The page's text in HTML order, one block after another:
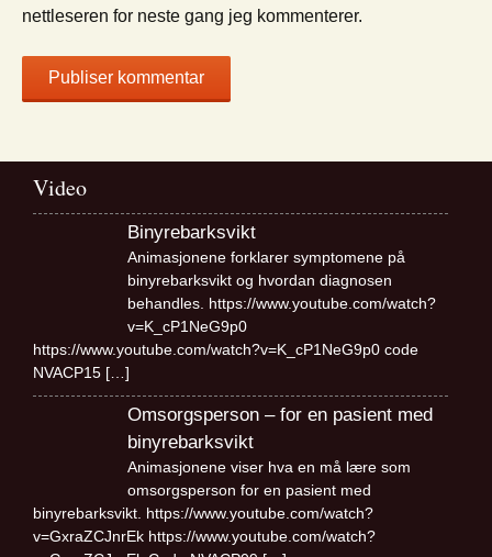
nettleseren for neste gang jeg kommenterer.
Video
Binyrebarksvikt
Animasjonene forklarer symptomene på
binyrebarksvikt og hvordan diagnosen
behandles. https://www.youtube.com/watch?
v=K_cP1NeG9p0
https://www.youtube.com/watch?v=K_cP1NeG9p0 code
NVACP15 […]
Omsorgsperson – for en pasient med
binyrebarksvikt
Animasjonene viser hva en må lære som
omsorgsperson for en pasient med
binyrebarksvikt. https://www.youtube.com/watch?
v=GxraZCJnrEk https://www.youtube.com/watch?